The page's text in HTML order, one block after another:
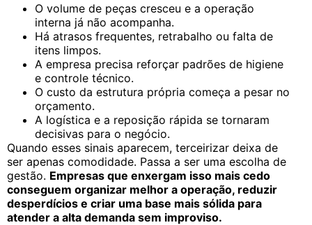
O volume de peças cresceu e a operação
interna já não acompanha.
Há atrasos frequentes, retrabalho ou falta de
itens limpos.
A empresa precisa reforçar padrões de higiene
e controle técnico.
O custo da estrutura própria começa a pesar no
orçamento.
A logística e a reposição rápida se tornaram
decisivas para o negócio.
Quando esses sinais aparecem, terceirizar deixa de
ser apenas comodidade. Passa a ser uma escolha de
gestão. Empresas que enxergam isso mais cedo
conseguem organizar melhor a operação, reduzir
desperdícios e criar uma base mais sólida para
atender a alta demanda sem improviso.